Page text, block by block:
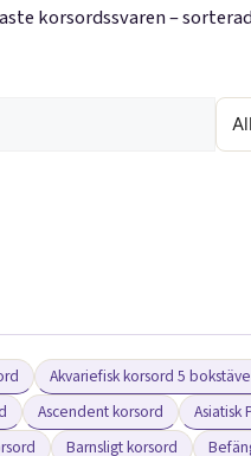
korsordssvaren –
Akvariefisk korsord 5
Ascendent korsord
Asiatisk
Barnsligt korsord